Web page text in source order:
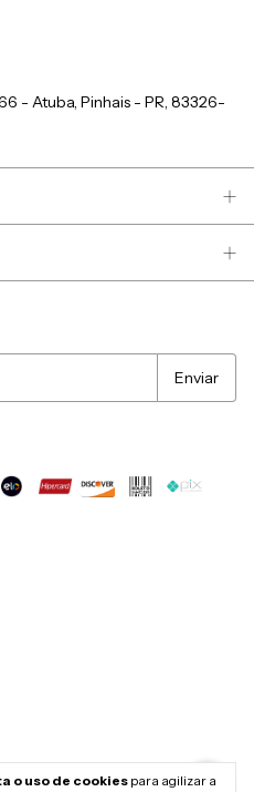
o uso de cookies para agilizar a
- Atuba, Pinhais - PR, 83326-
- 2026. Todos os direitos